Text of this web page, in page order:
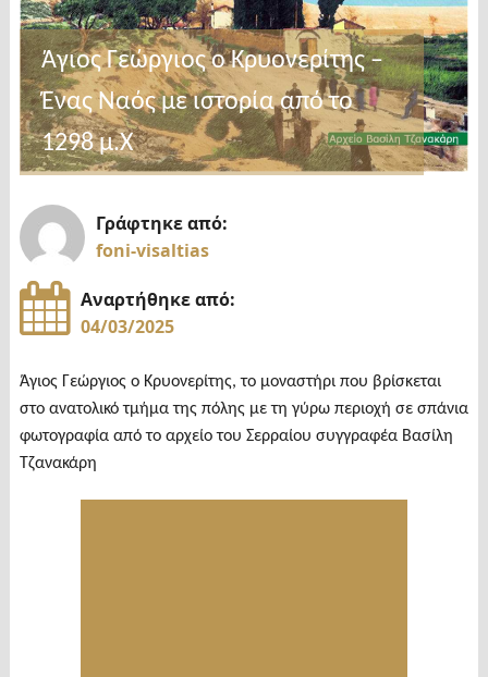
Άγιος Γεώργιος ο Κρυονερίτης –
Ένας Ναός με ιστορία από το
1298 μ.Χ
Γράφτηκε από:
foni-visaltias
Αναρτήθηκε από:
04/03/2025
Άγιος Γεώργιος ο Κρυονερίτης, το μοναστήρι που βρίσκεται
στο ανατολικό τμήμα της πόλης με τη γύρω περιοχή σε σπάνια
φωτογραφία από το αρχείο του Σερραίου συγγραφέα Βασίλη
Τζανακάρη